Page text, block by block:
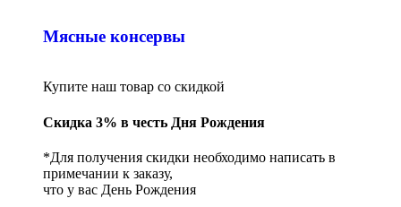
Мясные консервы
Купите наш товар со скидкой
Скидка 3% в честь Дня Рождения
*Для получения скидки необходимо написать в
примечании к заказу,
что у вас День Рождения